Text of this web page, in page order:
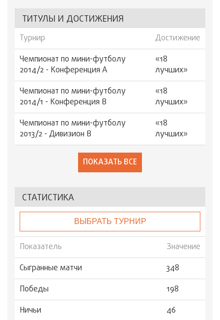
ТИТУЛЫ И ДОСТИЖЕНИЯ
Турнир
Достижение
Чемпионат по мини-футболу
2014/2 - Конференция А
«18
лучших»
Чемпионат по мини-футболу
2014/1 - Конференция В
«18
лучших»
Чемпионат по мини-футболу
2013/2 - Дивизион B
«18
лучших»
ПОКАЗАТЬ ВСЕ
СТАТИСТИКА
ВЫБРАТЬ ТУРНИР
Показатель
Значение
Сыгранные матчи
348
Победы
198
Ничьи
46